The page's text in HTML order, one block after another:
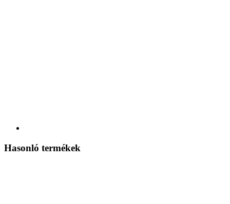
Hasonló termékek